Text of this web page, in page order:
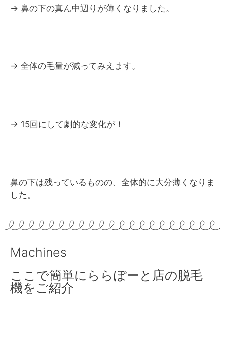
→ 鼻の下の真ん中辺りが薄くなりました。
→ 全体の毛量が減ってみえます。
→ 15回にして劇的な変化が！
鼻の下は残っているものの、全体的に大分薄くなりま
した。
Machines
ここで簡単にららぽーと店の脱毛
機をご紹介